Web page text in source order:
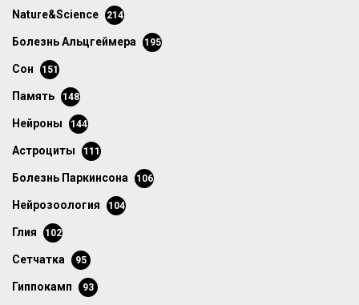
Nature&Science 214
болезнь Альцгеймера 195
сон 151
память 148
нейроны 144
астроциты 111
болезнь Паркинсона 106
нейрозоология 104
глия 102
сетчатка 95
гиппокамп 93